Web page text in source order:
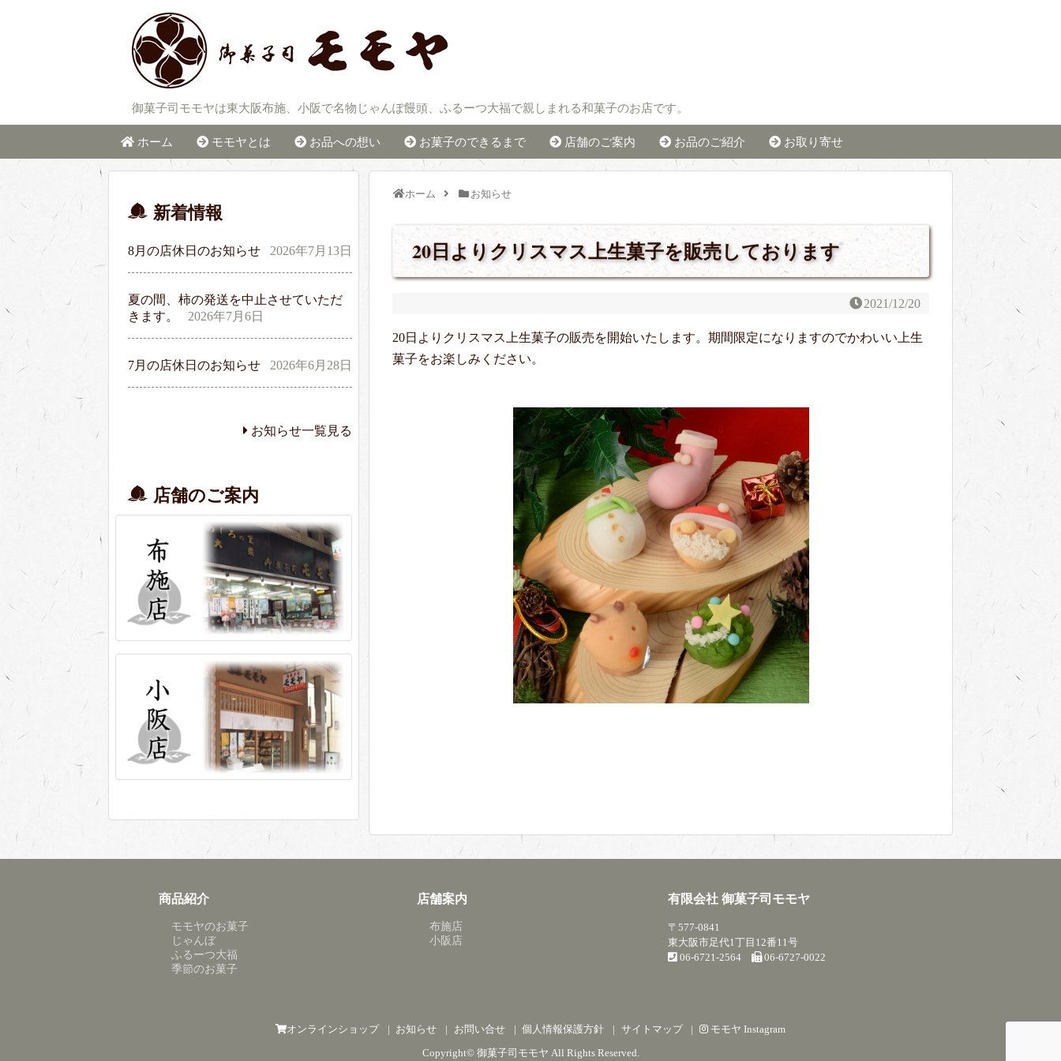
御菓子司モモヤは東大阪布施、小阪で名物じゃんぽ饅頭、ふるーつ大福で親しまれる和菓子のお店です。
ホーム モモヤとは お品への想い お菓子のできるまで 店舗のご案内 お品のご紹介 お取り寄せ
ホーム お知らせ
20日よりクリスマス上生菓子を販売しております
2021/12/20
20日よりクリスマス上生菓子の販売を開始いたします。期間限定になりますのでかわいい上生
菓子をお楽しみください。
新着情報
8月の店休日のお知らせ 2026年7月13日
夏の間、柿の発送を中止させていただ
きます。
2026年7月6日
7月の店休日のお知らせ 2026年6月28日
お知らせ一覧見る
店舗のご案内
商品紹介
モモヤのお菓子
じゃんぼ
ふるーつ大福
季節のお菓子
店舗案内
布施店
小阪店
有限会社 御菓子司モモヤ
〒577-0841
東大阪市足代1丁目12番11号
06-6721-2564
06-6727-0022
オンラインショップ お知らせ お問い合せ 個人情報保護方針 サイトマップ モモヤ Instagram
Copyright© 御菓子司モモヤ All Rights Reserved.